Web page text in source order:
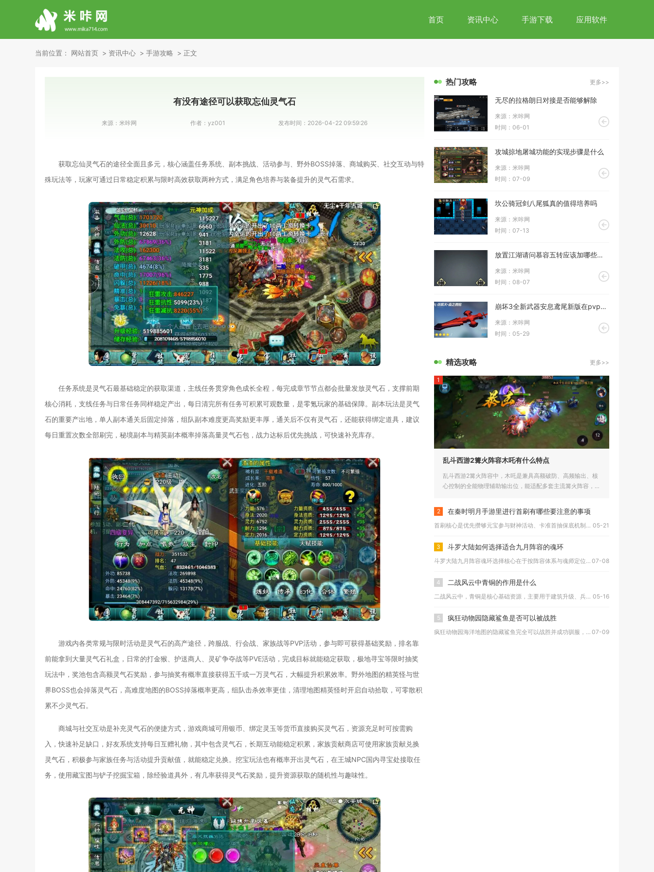
首页 资讯中心 手游下载 应用软件
当前位置： 网站首页 资讯中心 手游攻略 正文
有没有途径可以获取忘仙灵气石
来源： 米咔网 作者： yz001 发布时间： 2026-04-22 09:59:26
获取忘仙灵气石的途径全面且多元，核心涵盖任务系统、副本挑战、活动参与、野外BOSS掉落、商城购买、社交互动与特
殊玩法等，玩家可通过日常稳定积累与限时高效获取两种方式，满足角色培养与装备提升的灵气石需求。
任务系统是灵气石最基础稳定的获取渠道，主线任务贯穿角色成长全程，每完成章节节点都会批量发放灵气石，支撑前期
核心消耗，支线任务与日常任务同样稳定产出，每日清完所有任务可积累可观数量，是零氪玩家的基础保障。副本玩法是灵气
石的重要产出地，单人副本通关后固定掉落，组队副本难度更高奖励更丰厚，通关后不仅有灵气石，还能获得绑定道具，建议
每日重置次数全部刷完，秘境副本与精英副本概率掉落高量灵气石包，战力达标后优先挑战，可快速补充库存。
游戏内各类常规与限时活动是灵气石的高产途径，跨服战、行会战、家族战等PVP活动，参与即可获得基础奖励，排名靠
前能拿到大量灵气石礼盒，日常的打金猴、护送商人、灵矿争夺战等PVE活动，完成目标就能稳定获取，极地寻宝等限时抽奖
玩法中，奖池包含高额灵气石奖励，参与抽奖有概率直接获得五千或一万灵气石，大幅提升积累效率。野外地图的精英怪与世
界BOSS也会掉落灵气石，高难度地图的BOSS掉落概率更高，组队击杀效率更佳，清理地图精英怪时开启自动拾取，可零散积
累不少灵气石。
商城与社交互动是补充灵气石的便捷方式，游戏商城可用银币、绑定灵玉等货币直接购买灵气石，资源充足时可按需购
入，快速补足缺口，好友系统支持每日互赠礼物，其中包含灵气石，长期互动能稳定积累，家族贡献商店可使用家族贡献兑换
灵气石，积极参与家族任务与活动提升贡献值，就能稳定兑换。挖宝玩法也有概率开出灵气石，在王城NPC国内寻宝处接取任
务，使用藏宝图与铲子挖掘宝箱，除经验道具外，有几率获得灵气石奖励，提升资源获取的随机性与趣味性。
热门攻略 更多>>
无尽的拉格朗日对接是否能够解除
来源：米咔网
时间：06-01
攻城掠地屠城功能的实现步骤是什么
来源：米咔网
时间：07-09
坎公骑冠剑八尾狐真的值得培养吗
来源：米咔网
时间：07-13
放置江湖请问慕容五转应该加哪些属性点
来源：米咔网
时间：08-07
崩坏3全新武器安息鸢尾新版在pvp模式中的表现如何
来源：米咔网
时间：05-29
精选攻略 更多>>
1
乱斗西游2篝火阵容木吒有什么特点
乱斗西游2篝火阵容中，木吒是兼具高额破防、高频输出、核
心控制的全能物理辅助输出位，能适配多套主流篝火阵容，依
2 在秦时明月手游里进行首刷有哪些要注意的事项
首刷核心是优先攒够元宝参与财神活动、卡准首抽保底机制、规划首... 05-21
3 斗罗大陆如何选择适合九月阵容的魂环
斗罗大陆九月阵容魂环选择核心在于按阵容体系与魂师定位精准匹配... 07-08
4 二战风云中青铜的作用是什么
二战风云中，青铜是核心基础资源，主要用于建筑升级、兵种训练、... 05-16
5 疯狂动物园隐藏鲨鱼是否可以被战胜
疯狂动物园海洋地图的隐藏鲨鱼完全可以战胜并成功驯服，只要把控... 07-09